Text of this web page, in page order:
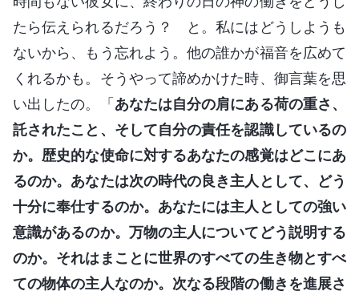
たら伝えられるだろう？ と。私にはどうしようも
ないから、もう忘れよう。他の誰かが福音を広めて
くれるかも。そうやって諦めかけた時、御言葉を思
い出したの。「あなたは自分の肩にある荷の重さ、
託されたこと、そして自分の責任を認識しているの
か。歴史的な使命に対するあなたの感覚はどこにあ
るのか。あなたは次の時代の良き主人として、どう
十分に奉仕するのか。あなたには主人としての強い
意識があるのか。万物の主人についてどう説明する
のか。それはまことに世界のすべての生き物とすべ
ての物体の主人なのか。次なる段階の働きを進展さ